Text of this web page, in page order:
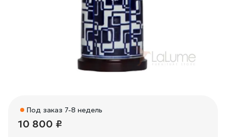
Под заказ 7-8 недель
10 800 ₽